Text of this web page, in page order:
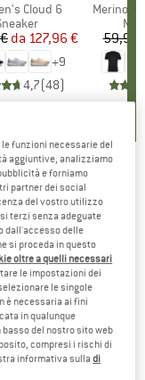
Cloud 6
di prodotti
Prezzo
Prezzo ridotto
da 127,96 €
+9
4,7(48)
Articolo
MerinoMix150
59,95
sport
funzioni necessarie del
aggiuntive, analizziamo
e forniamo
partner dei social
del vostro utilizzo
terzi senza adeguate
dall'accesso delle
si proceda in questo
oltre a quelli necessari
le impostazioni dei
le singole
è necessaria ai fini
in qualunque
del nostro sito web
compresi i rischi di
informativa sulladi